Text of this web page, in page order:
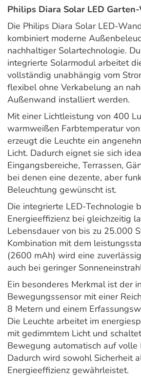
Philips Diara Solar LED
Die Philips Diara Solar LED-
kombiniert moderne
nachhaltiger Solartechnologie.
integrierte Solarmodul arbeitet
vollständig unabhängig vom
flexibel ohne Verkabelung an
Außenwand installiert werden.
Mit einer Lichtleistung von 400
warmweißen Farbtemperatur
erzeugt die Leuchte ein
Licht. Dadurch eignet sie sich
Eingangsbereiche, Terrassen,
bei denen eine dezente, aber
Beleuchtung gewünscht ist.
Die integrierte LED-Technologie
Energieeffizienz bei gleichzeitig
Lebensdauer von bis zu 25.000
Kombination mit dem
(2600 mAh) wird eine
auch bei geringer
Ein besonderes Merkmal ist der
Bewegungssensor mit einer
8 Metern und einem
Die Leuchte arbeitet im
mit gedimmtem Licht und
Bewegung automatisch auf volle
Dadurch wird sowohl Sicherheit
Energieeffizienz gewährleistet.